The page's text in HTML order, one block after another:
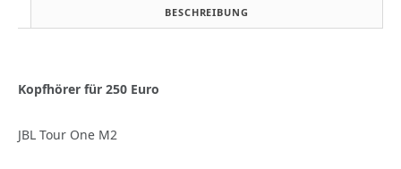
BESCHREIBUNG
Kopfhörer für 250 Euro
JBL Tour One M2